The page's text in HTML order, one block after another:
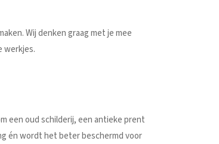
Wij denken graag met je mee
werkjes.
een oud schilderij, een antieke prent
én wordt het beter beschermd voor